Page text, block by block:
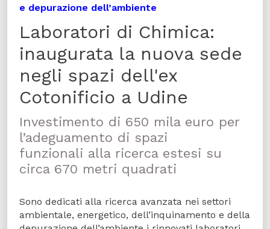
e depurazione dell’ambiente
Laboratori di Chimica:
inaugurata la nuova sede
negli spazi dell'ex
Cotonificio a Udine
Investimento di 650 mila euro per
l’adeguamento di spazi
funzionali alla ricerca estesi su
circa 670 metri quadrati
Sono dedicati alla ricerca avanzata nei settori
ambientale, energetico, dell’inquinamento e della